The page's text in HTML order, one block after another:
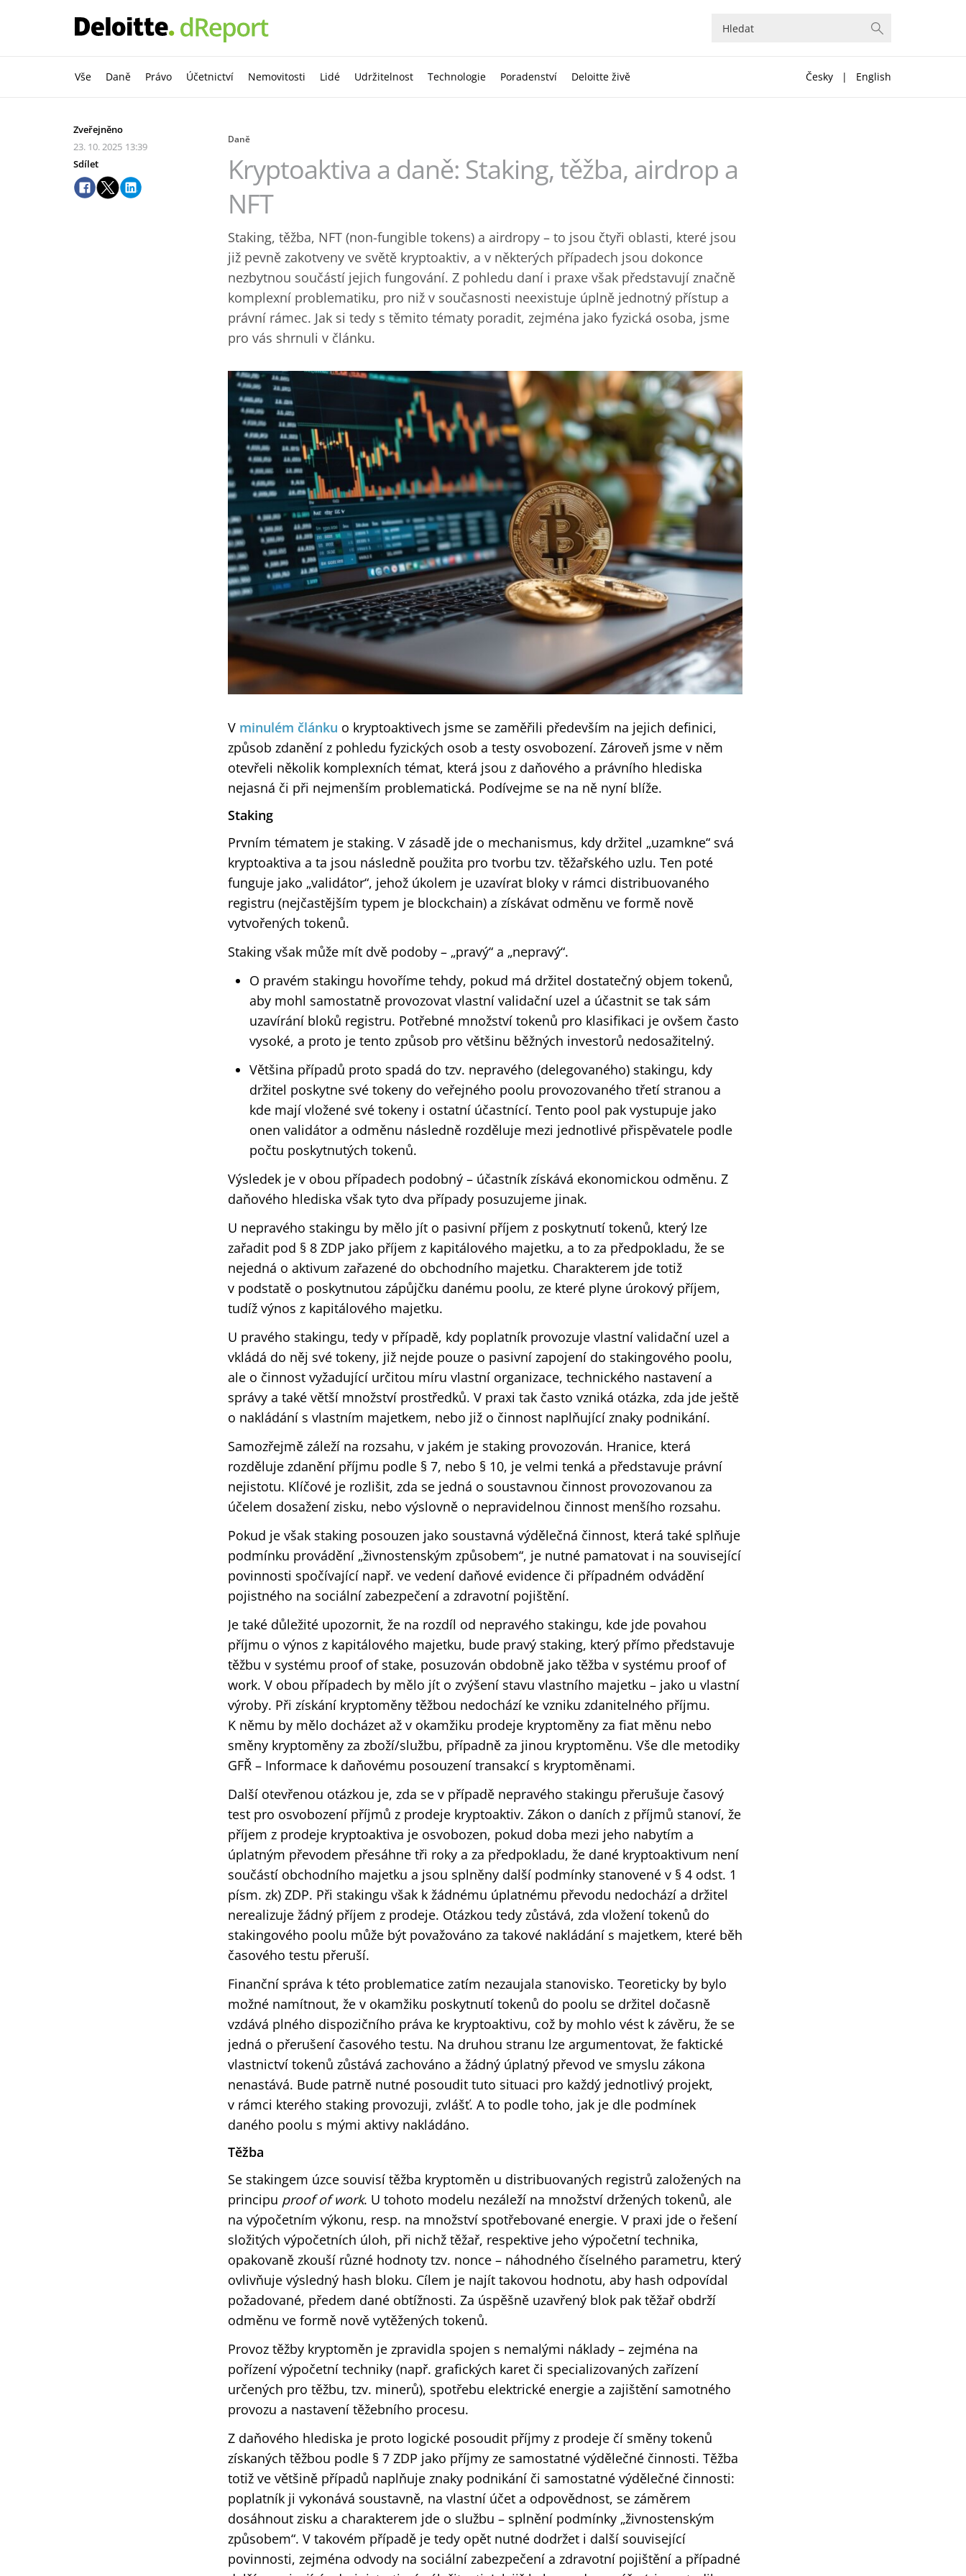
Vše Daně Právo Účetnictví Nemovitosti Lidé Udržitelnost Technologie Poradenství Deloitte živě Česky | English
Zveřejněno
23. 10. 2025 13:39
Sdílet
Daně
Kryptoaktiva a daně: Staking, těžba, airdrop a
NFT
Staking, těžba, NFT (non-fungible tokens) a airdropy – to jsou čtyři oblasti, které jsou
již ‎pevně zakotveny ve světě kryptoaktiv, a v některých případech jsou dokonce
nezbytnou ‎součástí jejich fungování. Z pohledu daní i praxe však představují značně
komplexní ‎problematiku, pro niž v současnosti neexistuje úplně jednotný přístup a
právní rámec. ‎Jak si tedy s těmito tématy poradit, zejména jako fyzická osoba, jsme
pro vás shrnuli ‎v článku. ‎
V minulém článku o kryptoaktivech jsme se zaměřili především na jejich definici,
způsob zdanění z pohledu fyzických osob a testy osvobození. Zároveň jsme v něm
otevřeli několik komplexních témat, která jsou z daňového a právního hlediska
nejasná či při nejmenším problematická. Podívejme se na ně nyní blíže.
Staking
Prvním tématem je staking. V zásadě jde o mechanismus, kdy držitel „uzamkne“ svá
kryptoaktiva a ta jsou následně použita pro tvorbu tzv. těžařského uzlu. Ten poté
funguje jako „validátor“, jehož úkolem je uzavírat bloky v rámci distribuovaného
registru (nejčastějším typem je blockchain) a získávat odměnu ve formě nově
vytvořených tokenů.
Staking však může mít dvě podoby – „pravý“ a „nepravý“.
O pravém stakingu hovoříme tehdy, pokud má držitel dostatečný objem tokenů,
aby mohl samostatně provozovat vlastní validační uzel a účastnit se tak sám
uzavírání bloků registru. Potřebné množství tokenů pro klasifikaci je ovšem často
vysoké, a proto je tento způsob pro většinu běžných investorů nedosažitelný.
Většina případů proto spadá do tzv. nepravého (delegovaného) stakingu, kdy
držitel poskytne své tokeny do veřejného poolu provozovaného třetí stranou a
kde mají vložené své tokeny i ostatní účastnící. Tento pool pak vystupuje jako
onen validátor a odměnu následně rozděluje mezi jednotlivé přispěvatele podle
počtu poskytnutých tokenů.
Výsledek je v obou případech podobný – účastník získává ekonomickou odměnu. Z
daňového hlediska však tyto dva případy posuzujeme jinak.
U nepravého stakingu by mělo jít o pasivní příjem z poskytnutí tokenů, který lze
zařadit pod § 8 ZDP jako příjem z kapitálového majetku, a to za předpokladu, že se
nejedná o aktivum zařazené do obchodního majetku. Charakterem jde totiž
v podstatě o poskytnutou zápůjčku danému poolu, ze které plyne úrokový příjem,
tudíž výnos z kapitálového majetku.
U pravého stakingu, tedy v případě, kdy poplatník provozuje vlastní validační uzel a
vkládá do něj své tokeny, již nejde pouze o pasivní zapojení do stakingového poolu,
ale o činnost vyžadující určitou míru vlastní organizace, technického nastavení a
správy a také větší množství prostředků. V praxi tak často vzniká otázka, zda jde ještě
o nakládání s vlastním majetkem, nebo již o činnost naplňující znaky podnikání.
Samozřejmě záleží na rozsahu, v jakém je staking provozován. Hranice, která
rozděluje zdanění příjmu podle § 7, nebo § 10, je velmi tenká a představuje právní
nejistotu. Klíčové je rozlišit, zda se jedná o soustavnou činnost provozovanou za
účelem dosažení zisku, nebo výslovně o nepravidelnou činnost menšího rozsahu.
Pokud je však staking posouzen jako soustavná výdělečná činnost, která také splňuje
podmínku provádění „živnostenským způsobem“, je nutné pamatovat i na související
povinnosti spočívající např. ve vedení daňové evidence či případném odvádění
pojistného na sociální zabezpečení a zdravotní pojištění.
Je také důležité upozornit, že na rozdíl od nepravého stakingu, kde jde povahou
příjmu o výnos z kapitálového majetku, bude pravý staking, který přímo představuje
těžbu v systému proof of stake, posuzován obdobně jako těžba v systému proof of
work. V obou případech by mělo jít o zvýšení stavu vlastního majetku – jako u vlastní
výroby. Při získání kryptoměny těžbou nedochází ke vzniku zdanitelného příjmu.
K němu by mělo docházet až v okamžiku prodeje kryptoměny za fiat měnu nebo
směny kryptoměny za zboží/službu, případně za jinou kryptoměnu. Vše dle metodiky
GFŘ – Informace k daňovému posouzení transakcí s kryptoměnami.
Další otevřenou otázkou je, zda se v případě nepravého stakingu přerušuje časový
test pro osvobození příjmů z prodeje kryptoaktiv. Zákon o daních z příjmů stanoví, že
příjem z prodeje kryptoaktiva je osvobozen, pokud doba mezi jeho nabytím a
úplatným převodem přesáhne tři roky a za předpokladu, že dané kryptoaktivum není
součástí obchodního majetku a jsou splněny další podmínky stanovené v § 4 odst. 1
písm. zk) ZDP. Při stakingu však k žádnému úplatnému převodu nedochází a držitel
nerealizuje žádný příjem z prodeje. Otázkou tedy zůstává, zda vložení tokenů do
stakingového poolu může být považováno za takové nakládání s majetkem, které běh
časového testu přeruší.
Finanční správa k této problematice zatím nezaujala stanovisko. Teoreticky by bylo
možné namítnout, že v okamžiku poskytnutí tokenů do poolu se držitel dočasně
vzdává plného dispozičního práva ke kryptoaktivu, což by mohlo vést k závěru, že se
jedná o přerušení časového testu. Na druhou stranu lze argumentovat, že faktické
vlastnictví tokenů zůstává zachováno a žádný úplatný převod ve smyslu zákona
nenastává. Bude patrně nutné posoudit tuto situaci pro každý jednotlivý projekt,
v rámci kterého staking provozuji, zvlášť. A to podle toho, jak je dle podmínek
daného poolu s mými aktivy nakládáno.
Těžba
Se stakingem úzce souvisí těžba kryptoměn u distribuovaných registrů založených na
principu proof of work. U tohoto modelu nezáleží na množství držených tokenů, ale
na výpočetním výkonu, resp. na množství spotřebované energie. V praxi jde o řešení
složitých výpočetních úloh, při nichž těžař, respektive jeho výpočetní technika,
opakovaně zkouší různé hodnoty tzv. nonce – náhodného číselného parametru, který
ovlivňuje výsledný hash bloku. Cílem je najít takovou hodnotu, aby hash odpovídal
požadované, předem dané obtížnosti. Za úspěšně uzavřený blok pak těžař obdrží
odměnu ve formě nově vytěžených tokenů.
Provoz těžby kryptoměn je zpravidla spojen s nemalými náklady – zejména na
pořízení výpočetní techniky (např. grafických karet či specializovaných zařízení
určených pro těžbu, tzv. minerů), spotřebu elektrické energie a zajištění samotného
provozu a nastavení těžebního procesu.
Z daňového hlediska je proto logické posoudit příjmy z prodeje čí směny tokenů
získaných těžbou podle § 7 ZDP jako příjmy ze samostatné výdělečné činnosti. Těžba
totiž ve většině případů naplňuje znaky podnikání či samostatné výdělečné činnosti:
poplatník ji vykonává soustavně, na vlastní účet a odpovědnost, se záměrem
dosáhnout zisku a charakterem jde o službu – splnění podmínky „živnostenským
způsobem“. V takovém případě je tedy opět nutné dodržet i další související
povinnosti, zejména odvody na sociální zabezpečení a zdravotní pojištění a případné